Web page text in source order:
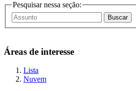
Pesquisar nessa seção:
Áreas de interesse
Lista
Nuvem